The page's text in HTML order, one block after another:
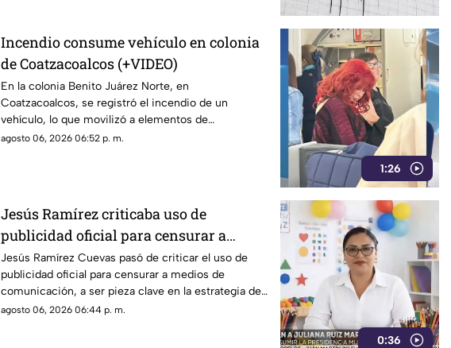
Incendio consume vehículo en colonia
de Coatzacoalcos (+VIDEO)
En la colonia Benito Juárez Norte, en
Coatzacoalcos, se registró el incendio de un
vehículo, lo que movilizó a elementos de
emergencias.
agosto 06, 2026 06:52 p. m.
1:26
Jesús Ramírez criticaba uso de
publicidad oficial para censurar a
medios, hoy es pieza clave en estrategia
de censura del gobierno
Jesús Ramírez Cuevas pasó de criticar el uso de
publicidad oficial para censurar a medios de
comunicación, a ser pieza clave en la estrategia de
censura del actual gobierno.
agosto 06, 2026 06:44 p. m.
0:36